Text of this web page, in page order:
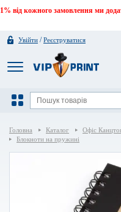
1% від кожного замовлення ми
Увійти /Реєструватися
Головна Каталог Офіс
Блокноти на пружині